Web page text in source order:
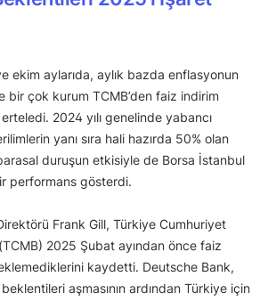
ekim aylarıda, aylık bazda enflasyonun
bir çok kurum TCMB’den faiz indirim
2024 yılı genelinde yabancı
yanı sıra hali hazırda 50% olan
duruşun etkisiyle de Borsa İstanbul
performans gösterdi.
Frank Gill, Türkiye Cumhuriyet
(TCMB) 2025 Şubat ayından önce faiz
kaydetti. Deutsche Bank,
aşmasının ardından Türkiye için